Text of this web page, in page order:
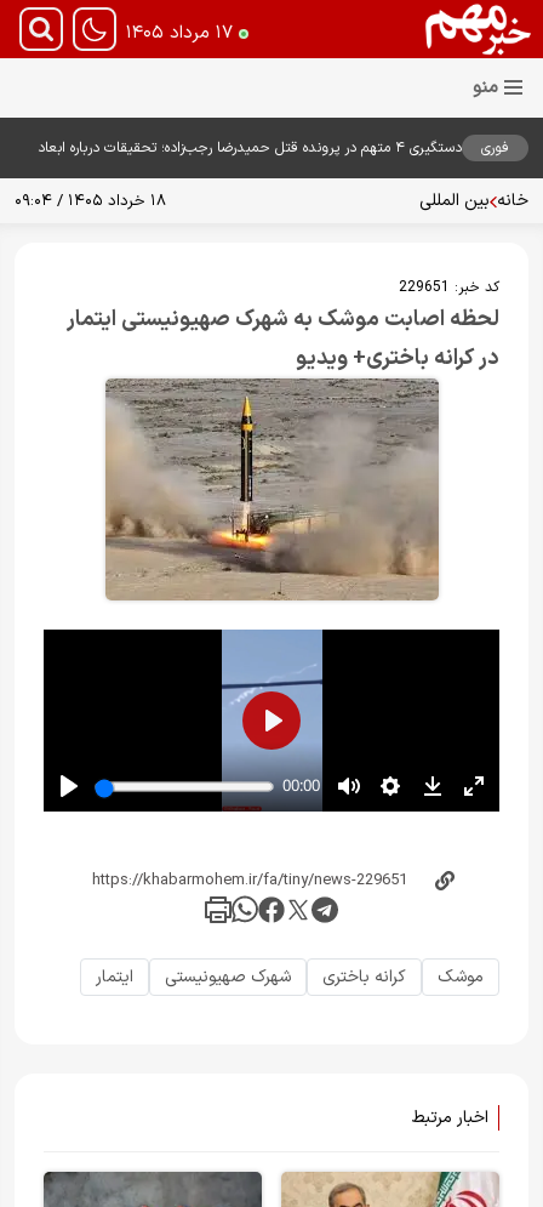
۱۷ مرداد ۱۴۰۵
فوری
دستگیری ۴ متهم در پرونده قتل حمیدرضا رجب‌زاده؛ تحقیقات درباره ابعاد
خانه بین المللی ۱۸ خرداد ۱۴۰۵ / ۰۹:۰۴
کد خبر: 229651
لحظه اصابت موشک به شهرک صهیونیستی ایتمار
در کرانه باختری+ ویدیو
موشک کرانه باختری شهرک صهیونیستی ایتمار
اخبار مرتبط